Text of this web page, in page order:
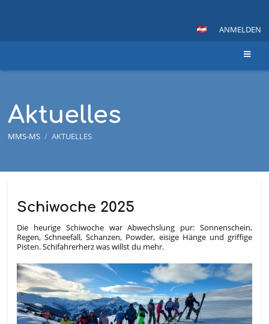
ANMELDEN
Aktuelles
MMS-MS / AKTUELLES
Schiwoche 2025
Die heurige Schiwoche war Abwechslung pur: Sonnenschein,
Regen, Schneefall, Schanzen, Powder, eisige Hänge und griffige
Pisten. Schifahrerherz was willst du mehr.